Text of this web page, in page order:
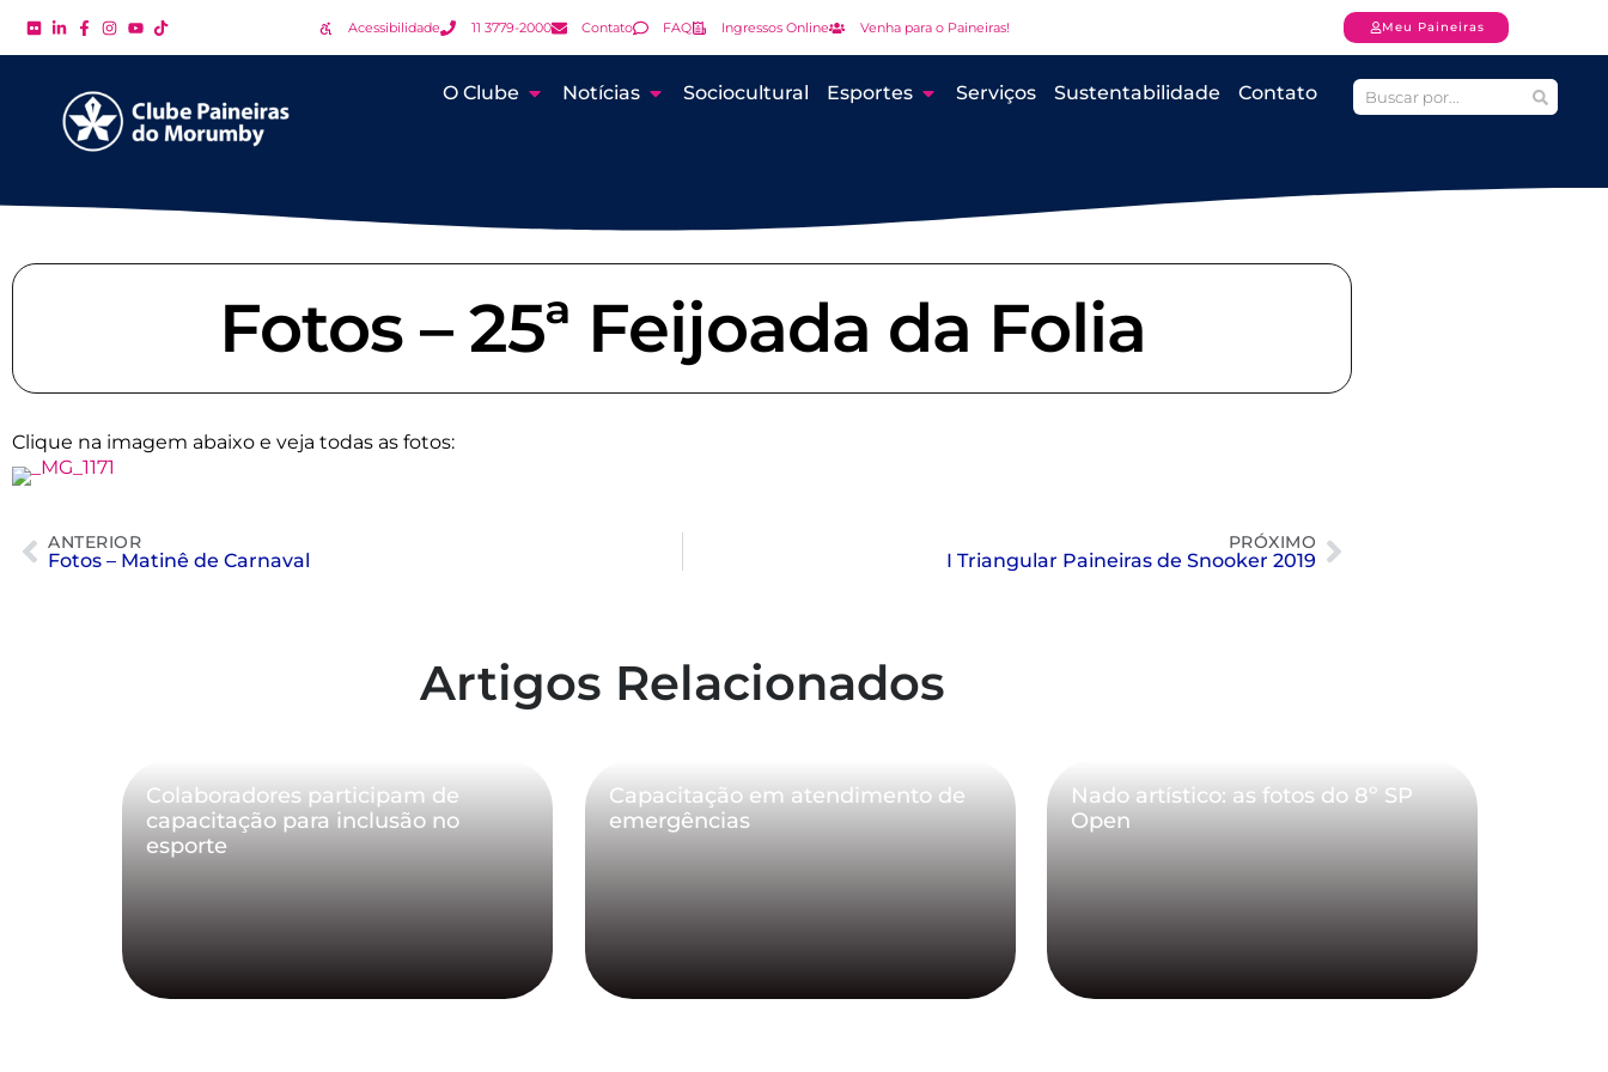
Acessibilidade 11 3779-2000 Contato FAQ Ingressos Online Venha para o Paineiras! Meu Paineiras
O Clube Notícias Sociocultural Esportes Serviços Sustentabilidade Contato
Fotos – 25ª Feijoada da Folia
Clique na imagem abaixo e veja todas as fotos:
ANTERIOR
Fotos – Matinê de Carnaval
PRÓXIMO
I Triangular Paineiras de Snooker 2019
Artigos Relacionados
Colaboradores participam de
capacitação para inclusão no
esporte
Capacitação em atendimento de
emergências
Nado artístico: as fotos do 8º SP
Open